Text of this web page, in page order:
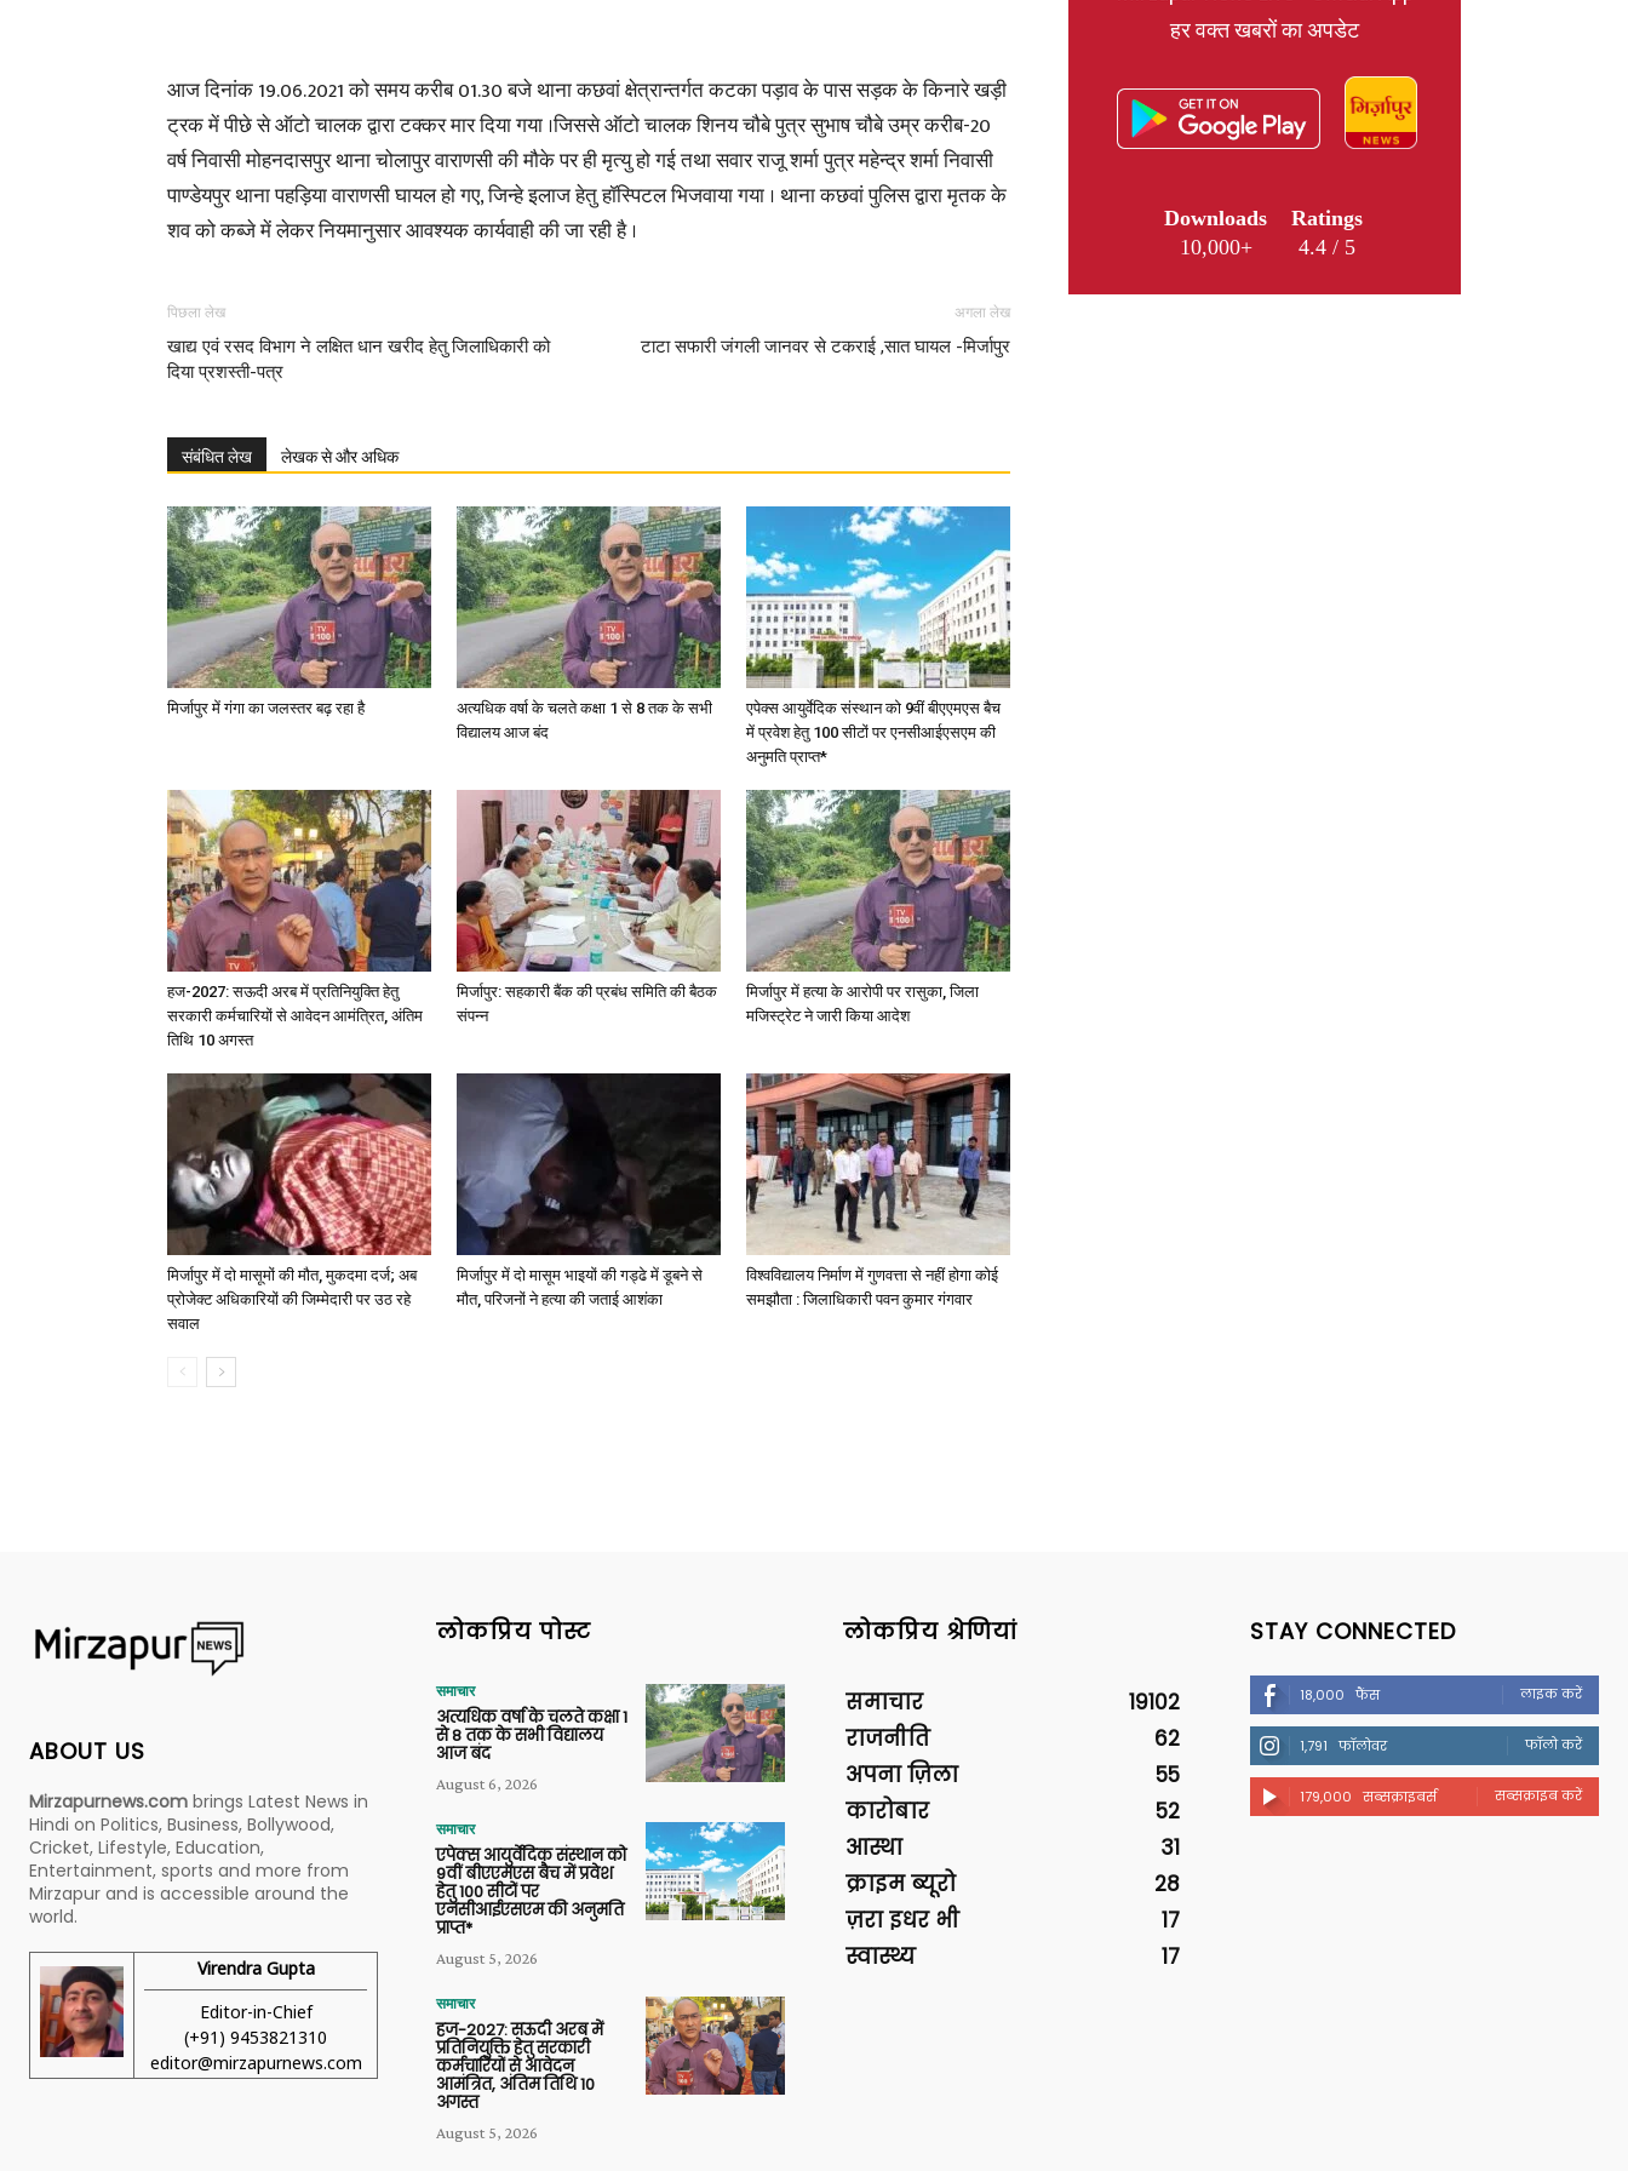
News,
in
Hindi,
Today
Hindi
News
आज दिनांक 19.06.2021 को समय करीब 01.30 बजे थाना कछवां क्षेत्रान्तर्गत कटका पड़ाव के पास सड़क के किनारे खड़ी
ट्रक में पीछे से ऑटो चालक द्वारा टक्कर मार दिया गया ।जिससे ऑटो चालक शिनय चौबे पुत्र सुभाष चौबे उम्र करीब-20
वर्ष निवासी मोहनदासपुर थाना चोलापुर वाराणसी की मौके पर ही मृत्यु हो गई तथा सवार राजू शर्मा पुत्र महेन्द्र शर्मा निवासी
पाण्डेयपुर थाना पहड़िया वाराणसी घायल हो गए, जिन्हे इलाज हेतु हॉस्पिटल भिजवाया गया । थाना कछवां पुलिस द्वारा मृतक के
शव को कब्जे में लेकर नियमानुसार आवश्यक कार्यवाही की जा रही है ।
पिछला लेख
खाद्य एवं रसद विभाग ने लक्षित धान खरीद हेतु जिलाधिकारी को
दिया प्रशस्ती-पत्र
अगला लेख
टाटा सफारी जंगली जानवर से टकराई ,सात घायल -मिर्जापुर
संबंधित लेख लेखक से और अधिक
मिर्जापुर में गंगा का जलस्तर बढ़ रहा है
अत्यधिक वर्षा के चलते कक्षा 1 से 8 तक के सभी
विद्यालय आज बंद
एपेक्स आयुर्वेदिक संस्थान को 9वीं बीएएमएस बैच
में प्रवेश हेतु 100 सीटों पर एनसीआईएसएम की
अनुमति प्राप्त*
हज-2027: सऊदी अरब में प्रतिनियुक्ति हेतु
सरकारी कर्मचारियों से आवेदन आमंत्रित, अंतिम
तिथि 10 अगस्त
मिर्जापुर: सहकारी बैंक की प्रबंध समिति की बैठक
संपन्न
मिर्जापुर में हत्या के आरोपी पर रासुका, जिला
मजिस्ट्रेट ने जारी किया आदेश
मिर्जापुर में दो मासूमों की मौत, मुकदमा दर्ज; अब
प्रोजेक्ट अधिकारियों की जिम्मेदारी पर उठ रहे
सवाल
मिर्जापुर में दो मासूम भाइयों की गड्ढे में डूबने से
मौत, परिजनों ने हत्या की जताई आशंका
विश्वविद्यालय निर्माण में गुणवत्ता से नहीं होगा कोई
समझौता : जिलाधिकारी पवन कुमार गंगवार
हर वक्त खबरों का अपडेट
Downloads
10,000+
Ratings
4.4 / 5
ABOUT US
Mirzapurnews.com brings Latest News in
Hindi on Politics, Business, Bollywood,
Cricket, Lifestyle, Education,
Entertainment, sports and more from
Mirzapur and is accessible around the
world.
Virendra Gupta
Editor-in-Chief
(+91) 9453821310
editor@mirzapurnews.com
लोकप्रिय पोस्ट
समाचार
अत्यधिक वर्षा के चलते कक्षा 1
से 8 तक के सभी विद्यालय
आज बंद
August 6, 2026
समाचार
एपेक्स आयुर्वेदिक संस्थान को
9वीं बीएएमएस बैच में प्रवेश
हेतु 100 सीटों पर
एनसीआईएसएम की अनुमति
प्राप्त*
August 5, 2026
समाचार
हज-2027: सऊदी अरब में
प्रतिनियुक्ति हेतु सरकारी
कर्मचारियों से आवेदन
आमंत्रित, अंतिम तिथि 10
अगस्त
August 5, 2026
लोकप्रिय श्रेणियां
समाचार
19102
राजनीति
62
अपना ज़िला
55
कारोबार
52
आस्था
31
क्राइम ब्यूरो
28
ज़रा इधर भी
17
स्वास्थ्य
17
STAY CONNECTED
18,000 फैंस लाइक करें
1,791 फॉलोवर फॉलो करें
179,000 सब्सक्राइबर्स सब्सक्राइब करें